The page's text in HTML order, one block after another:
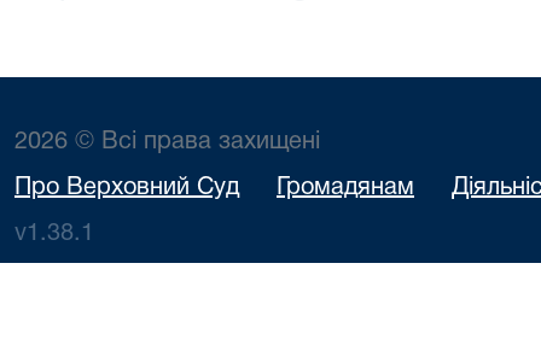
2026 © Всі права захищені
Про Верховний Суд Громадянам
v1.38.1